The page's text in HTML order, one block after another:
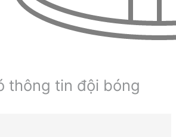
thông tin đội bóng